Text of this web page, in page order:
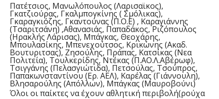
Πατέτσιος, Μανωλόπουλος (Λαρισαϊκος),
Γκατζιούρας, Γκαλμπογκίνης ( Σμόλικας),
Γκαραγκιόζης, Γκαντούνας (Π.Ο.Ε) , Καραγιάννης
(Τσαριτσάνη) ,Αθανασιάς, Παπαδάκος, Ριζόπουλος
(Ηρακλής Λάρισας), Μπάγκας, Θεοχάρης,
Μπουλασίκης, Μπενεχούτσος, Κρικώνης (Ακαδ.
Βουτυριτσας), Ζησούλης, Πράπας, Κατσίκας (Νεα
Πολιτεία), Τουλκερίδης, Ντέκας (Π.ΑΟ.Λ.Αβέρωφ),
Τσιγγάνης (Πελασγιώτιδα), Πετσούλας, Τσούπρος,
Παπακωνσταντίνου (Ερ. ΑΕΛ), Καρέλας (Γιάννουλη),
Βλησαρούλης (Απόλλων), Μπάγκας (Μαυροβούνι)
Όλοι οι παίκτες να έχουν αθλητική περιβολή(ρούχα